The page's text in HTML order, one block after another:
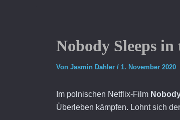
Nobody Sleeps
Von Jasmin Dahler / 1. November 2020
Im polnischen Netflix-Film
Überleben kämpfen. Lohnt sich